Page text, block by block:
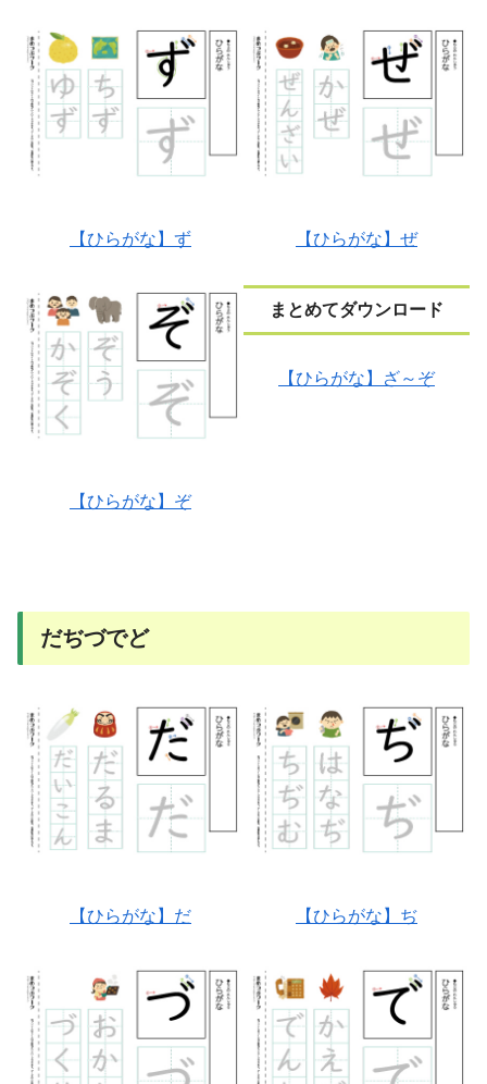
【ひらがな】ず
【ひらがな】ぞ
【ひらがな】ぜ
まとめてダウンロード
【ひらがな】ざ～ぞ
だぢづでど
【ひらがな】だ 【ひらがな】ぢ